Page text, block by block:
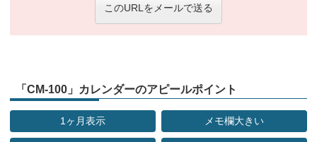
このURLをメールで送る
「CM-100」カレンダーのアピールポイント
1ヶ月表示 メモ欄大きい